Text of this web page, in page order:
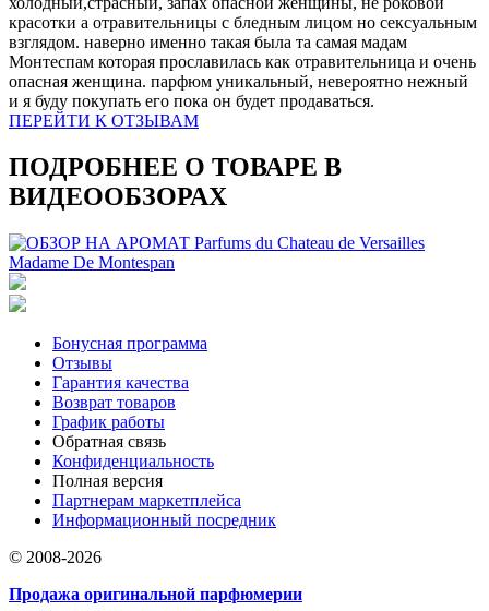
красотки а отравительницы с бледным лицом но сексуальным
взглядом. наверно именно такая была та самая мадам
Монтеспам которая прославилась как отравительница и очень
опасная женщина. парфюм уникальный, невероятно нежный
и я буду покупать его пока он будет продаваться.
ПЕРЕЙТИ К ОТЗЫВАМ
ПОДРОБНЕЕ О ТОВАРЕ В
ВИДЕООБЗОРАХ
Бонусная программа
Отзывы
Гарантия качества
Возврат товаров
График работы
Обратная связь
Конфиденциальность
Полная версия
Партнерам маркетплейса
Информационный посредник
© 2008-2026
Продажа оригинальной парфюмерии